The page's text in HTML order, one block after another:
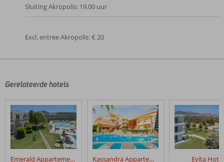
Sluiting Akropolis: 19.00 uur
Excl. entree Akropolis: € 20
door
klanten
geschreven
na
hun
Gerelateerde hotels
Emerald Appartementen Kassandra Appartementen Evita Hotel